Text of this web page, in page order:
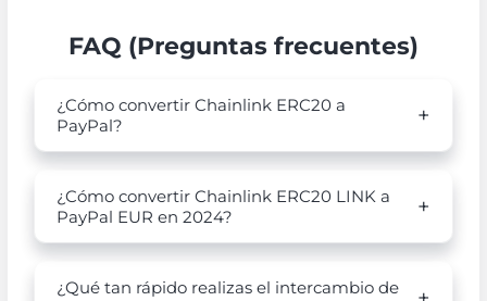
FAQ (Preguntas frecuentes)
¿Cómo convertir Chainlink ERC20 a
PayPal?
¿Cómo convertir Chainlink ERC20 LINK a
PayPal EUR en 2024?
¿Qué tan rápido realizas el intercambio de